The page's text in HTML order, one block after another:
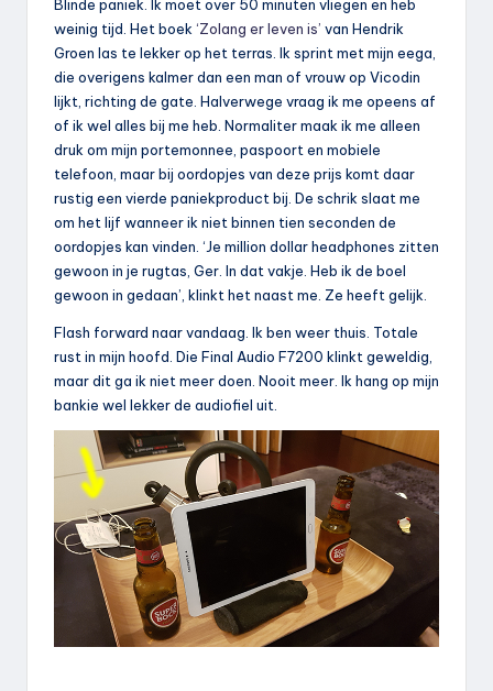
Blinde paniek. Ik moet over 50 minuten vliegen en heb
weinig tijd. Het boek ‘Zolang er leven is’ van Hendrik
Groen las te lekker op het terras. Ik sprint met mijn eega,
die overigens kalmer dan een man of vrouw op Vicodin
lijkt, richting de gate. Halverwege vraag ik me opeens af
of ik wel alles bij me heb. Normaliter maak ik me alleen
druk om mijn portemonnee, paspoort en mobiele
telefoon, maar bij oordopjes van deze prijs komt daar
rustig een vierde paniekproduct bij. De schrik slaat me
om het lijf wanneer ik niet binnen tien seconden de
oordopjes kan vinden. ‘Je million dollar headphones zitten
gewoon in je rugtas, Ger. In dat vakje. Heb ik de boel
gewoon in gedaan’, klinkt het naast me. Ze heeft gelijk.
Flash forward naar vandaag. Ik ben weer thuis. Totale
rust in mijn hoofd. Die Final Audio F7200 klinkt geweldig,
maar dit ga ik niet meer doen. Nooit meer. Ik hang op mijn
bankie wel lekker de audiofiel uit.